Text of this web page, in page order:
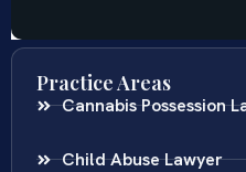
Practice Areas
Cannabis Possession
Child Abuse Lawyer